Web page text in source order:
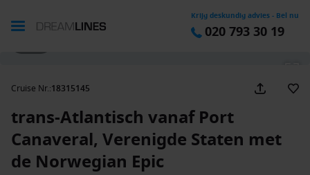
Krijg deskundig advies - Bel nu
020 793 30 19
Cruise Nr.:18315145
trans-Atlantisch vanaf Port
Canaveral, Verenigde Staten met
de Norwegian Epic